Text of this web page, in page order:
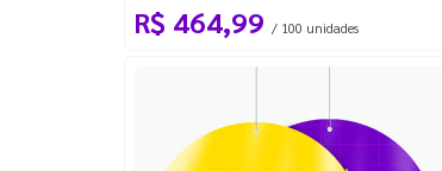
R$ 464,99 / 100 unidades